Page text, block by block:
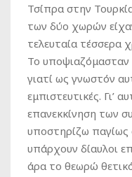
Τσίπρα στην
των δύο χωρών
τελευταία τέσσερα
Το υποψιαζόμασταν
γιατί ως γνωστόν
εμπιστευτικές. Γι’
επανεκκίνηση των
υποστηρίζω παγίως
υπάρχουν δίαυλοι
άρα το θεωρώ